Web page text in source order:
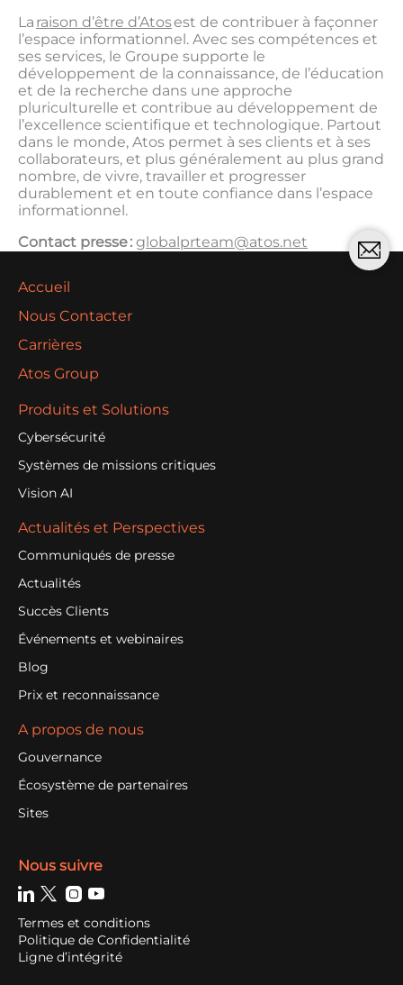
La raison d’être d’Atosest de contribuer à façonner
l’espace informationnel. Avec ses compétences et
ses services, le Groupe supporte le
développement de la connaissance, de l’éducation
et de la recherche dans une approche
pluriculturelle et contribue au développement de
l’excellence scientifique et technologique. Partout
dans le monde, Atos permet à ses clients et à ses
collaborateurs, et plus généralement au plus grand
nombre, de vivre, travailler et progresser
durablement et en toute confiance dans l’espace
informationnel.
Contact presse : globalprteam@atos.net
Accueil
Nous Contacter
Carrières
Atos Group
Produits et Solutions
Cybersécurité
Systèmes de missions critiques
Vision AI
Actualités et Perspectives
Communiqués de presse
Actualités
Succès Clients
Événements et webinaires
Blog
Prix et reconnaissance
A propos de nous
Gouvernance
Écosystème de partenaires
Sites
Nous suivre
Termes et conditions
Politique de Confidentialité
Ligne d’intégrité